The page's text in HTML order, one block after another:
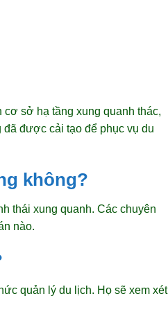
sở hạ tầng xung quanh thác,
được cải tạo để phục vụ du
không?
thái xung quanh. Các chuyên
nào.
quản lý du lịch. Họ sẽ xem xét